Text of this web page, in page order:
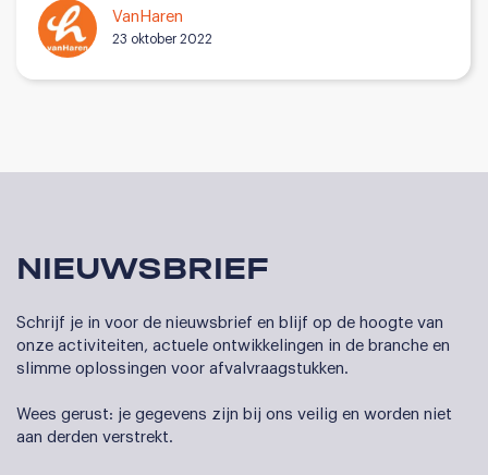
VanHaren
23 oktober 2022
NIEUWSBRIEF
Schrijf je in voor de nieuwsbrief en blijf op de hoogte van
onze activiteiten, actuele ontwikkelingen in de branche en
slimme oplossingen voor afvalvraagstukken.
Wees gerust: je gegevens zijn bij ons veilig en worden niet
aan derden verstrekt.